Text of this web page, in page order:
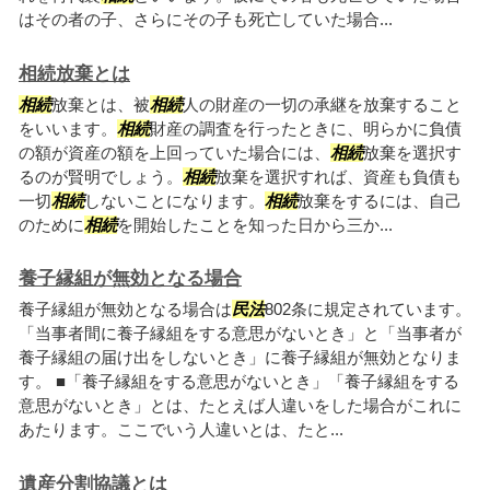
はその者の子、さらにその子も死亡していた場合...
相続放棄とは
相続放棄とは、被相続人の財産の一切の承継を放棄すること
をいいます。 相続財産の調査を行ったときに、明らかに負債
の額が資産の額を上回っていた場合には、 相続放棄を選択す
るのが賢明でしょう。 相続放棄を選択すれば、資産も負債も
一切相続しないことになります。 相続放棄をするには、自己
のために相続を開始したことを知った日から三か...
養子縁組が無効となる場合
養子縁組が無効となる場合は民法802条に規定されています。
「当事者間に養子縁組をする意思がないとき」と「当事者が
養子縁組の届け出をしないとき」に養子縁組が無効となりま
す。 ■「養子縁組をする意思がないとき」「養子縁組をする
意思がないとき」とは、たとえば人違いをした場合がこれに
あたります。ここでいう人違いとは、たと...
遺産分割協議とは